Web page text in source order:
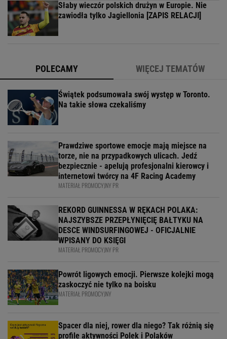
Słaby wieczór polskich drużyn w Europie. Nie
zawiodła tylko Jagiellonia [ZAPIS RELACJI]
POLECAMY WIĘCEJ TEMATÓW
Świątek podsumowała swój występ w Toronto.
Na takie słowa czekaliśmy
Prawdziwe sportowe emocje mają miejsce na
torze, nie na przypadkowych ulicach. Jedź
bezpiecznie - apelują profesjonalni kierowcy i
internetowi twórcy na 4F Racing Academy
MATERIAŁ PROMOCYJNY PR
REKORD GUINNESSA W RĘKACH POLAKA:
NAJSZYBSZE PRZEPŁYNIĘCIĘ BAŁTYKU NA
DESCE WINDSURFINGOWEJ - OFICJALNIE
WPISANY DO KSIĘGI
MATERIAŁ PROMOCYJNY PR
Powrót ligowych emocji. Pierwsze kolejki mogą
zaskoczyć nie tylko na boisku
MATERIAŁ PROMOCYJNY
Spacer dla niej, rower dla niego? Tak różnią się
profile aktywności Polek i Polaków